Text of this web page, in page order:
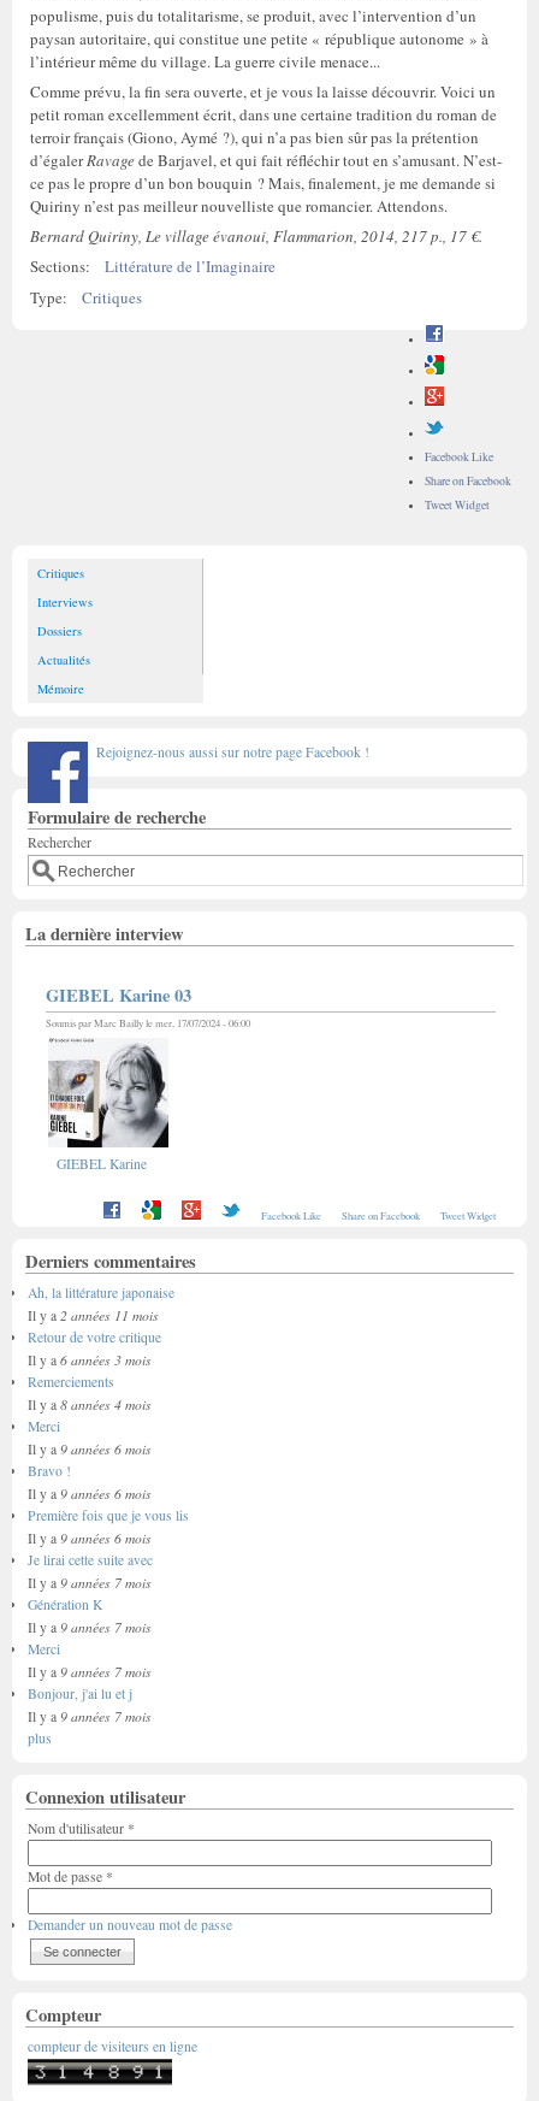
populisme, puis du totalitarisme, se produit, avec l’intervention d’un
paysan autoritaire, qui constitue une petite « république autonome » à
l’intérieur même du village. La guerre civile menace...
Comme prévu, la fin sera ouverte, et je vous la laisse découvrir. Voici un
petit roman excellemment écrit, dans une certaine tradition du roman de
terroir français (Giono, Aymé ?), qui n’a pas bien sûr pas la prétention
d’égalerRavagede Barjavel, et qui fait réfléchir tout en s’amusant. N’est-
ce pas le propre d’un bon bouquin ? Mais, finalement, je me demande si
Quiriny n’est pas meilleur nouvelliste que romancier. Attendons.
Bernard Quiriny, Le village évanoui, Flammarion, 2014, 217 p., 17 €.
Sections:
Littérature de l’Imaginaire
Type:
Critiques
Facebook Like
Share on Facebook
Tweet Widget
Critiques
Interviews
Dossiers
Actualités
Mémoire
Rejoignez-nous aussi sur notre page Facebook !
Formulaire de recherche
Rechercher
La dernière interview
GIEBEL Karine 03
Soumis parMarc Baillyle mer, 17/07/2024 - 06:00
GIEBEL Karine
Facebook Like Share on Facebook Tweet Widget
Derniers commentaires
Ah, la littérature japonaise
Il y a 2 années 11 mois
Retour de votre critique
Il y a 6 années 3 mois
Remerciements
Il y a 8 années 4 mois
Merci
Il y a 9 années 6 mois
Bravo !
Il y a 9 années 6 mois
Première fois que je vous lis
Il y a 9 années 6 mois
Je lirai cette suite avec
Il y a 9 années 7 mois
Génération K
Il y a 9 années 7 mois
Merci
Il y a 9 années 7 mois
Bonjour, j'ai lu et j
Il y a 9 années 7 mois
plus
Connexion utilisateur
Nom d'utilisateur *
Mot de passe *
Demander un nouveau mot de passe
Compteur
compteur de visiteurs en ligne